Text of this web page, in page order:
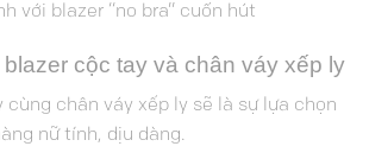
với blazer “no bra” cuốn hút
cộc tay và chân váy xếp ly
cùng chân váy xếp ly sẽ là sự lựa chọn
nữ tính, dịu dàng.